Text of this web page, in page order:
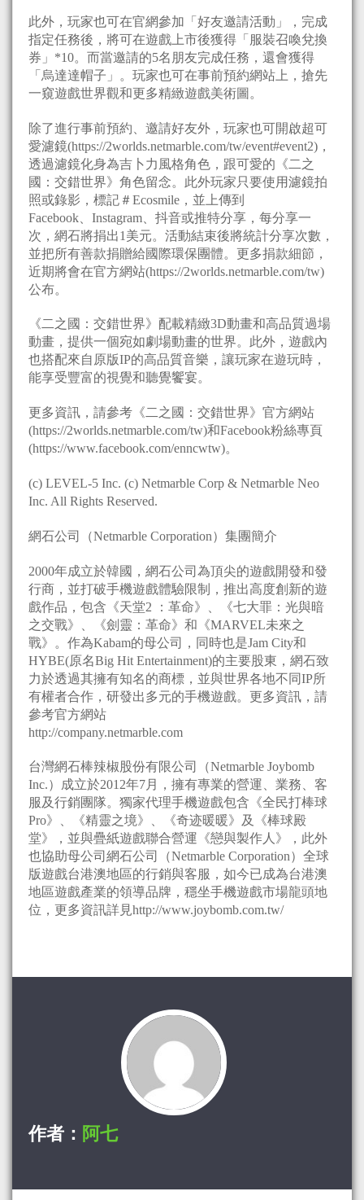
此外，玩家也可在官網參加「好友邀請活動」，完成
指定任務後，將可在遊戲上市後獲得「服裝召喚兌換
券」*10。而當邀請的5名朋友完成任務，還會獲得
「烏達達帽子」。玩家也可在事前預約網站上，搶先
一窺遊戲世界觀和更多精緻遊戲美術圖。
除了進行事前預約、邀請好友外，玩家也可開啟超可
愛濾鏡(https://2worlds.netmarble.com/tw/event#event2)，
透過濾鏡化身為吉卜力風格角色，跟可愛的《二之
國：交錯世界》角色留念。此外玩家只要使用濾鏡拍
照或錄影，標記＃Ecosmile，並上傳到
Facebook、Instagram、抖音或推特分享，每分享一
次，網石將捐出1美元。活動結束後將統計分享次數，
並把所有善款捐贈給國際環保團體。更多捐款細節，
近期將會在官方網站(https://2worlds.netmarble.com/tw)
公布。
《二之國：交錯世界》配載精緻3D動畫和高品質過場
動畫，提供一個宛如劇場動畫的世界。此外，遊戲內
也搭配來自原版IP的高品質音樂，讓玩家在遊玩時，
能享受豐富的視覺和聽覺饗宴。
更多資訊，請參考《二之國：交錯世界》官方網站
(https://2worlds.netmarble.com/tw)和Facebook粉絲專頁
(https://www.facebook.com/enncwtw)。
(c) LEVEL-5 Inc. (c) Netmarble Corp & Netmarble Neo
Inc. All Rights Reserved.
網石公司（Netmarble Corporation）集團簡介
2000年成立於韓國，網石公司為頂尖的遊戲開發和發
行商，並打破手機遊戲體驗限制，推出高度創新的遊
戲作品，包含《天堂2 ：革命》、《七大罪：光與暗
之交戰》、《劍靈：革命》和《MARVEL未來之
戰》。作為Kabam的母公司，同時也是Jam City和
HYBE(原名Big Hit Entertainment)的主要股東，網石致
力於透過其擁有知名的商標，並與世界各地不同IP所
有權者合作，研發出多元的手機遊戲。更多資訊，請
參考官方網站
http://company.netmarble.com
台灣網石棒辣椒股份有限公司（Netmarble Joybomb
Inc.）成立於2012年7月，擁有專業的營運、業務、客
服及行銷團隊。獨家代理手機遊戲包含《全民打棒球
Pro》、《精靈之境》、《奇迹暖暖》及《棒球殿
堂》，並與疊紙遊戲聯合營運《戀與製作人》，此外
也協助母公司網石公司（Netmarble Corporation）全球
版遊戲台港澳地區的行銷與客服，如今已成為台港澳
地區遊戲產業的領導品牌，穩坐手機遊戲市場龍頭地
位，更多資訊詳見http://www.joybomb.com.tw/
作者： 阿七